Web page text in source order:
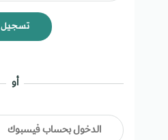
تسجيل
أو
الدخول بحساب فيسبوك